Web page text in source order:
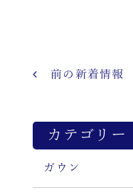
前の新着情報
カテゴリー
ガウン